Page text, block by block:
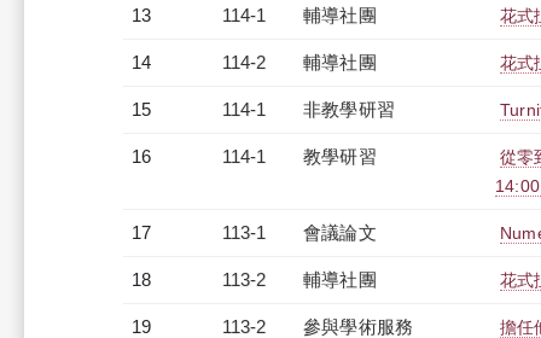
13 114-1 輔導社團 花式
14 114-2 輔導社團 花式
15 114-1 非教學研習
16 114-1 教學研習
從零
17 113-1 會議論文
18 113-2 輔導社團 花式
19 113-2 參與學術服務 擔任